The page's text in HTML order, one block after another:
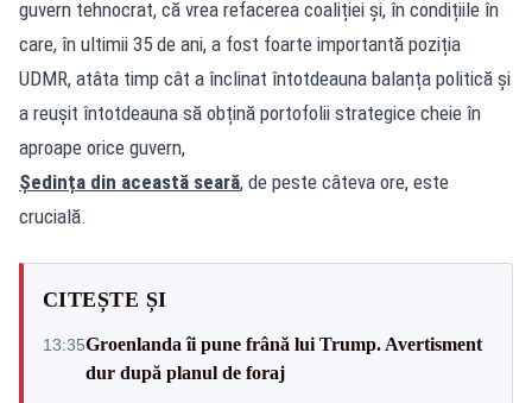
guvern tehnocrat, că vrea refacerea coaliției și, în condițiile în
care, în ultimii 35 de ani, a fost foarte importantă poziția
UDMR, atâta timp cât a înclinat întotdeauna balanța politică și
a reușit întotdeauna să obțină portofolii strategice cheie în
aproape orice guvern,
Ședința din această seară, de peste câteva ore, este
crucială.
CITEȘTE ȘI
13:35Groenlanda îi pune frână lui Trump. Avertisment
dur după planul de foraj